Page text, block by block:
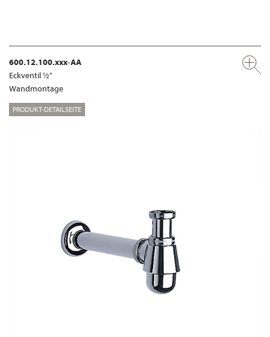
600.12.100.xxx-AA
Eckventil ½"
Wandmontage
PRODUKT-DETAILSEITE